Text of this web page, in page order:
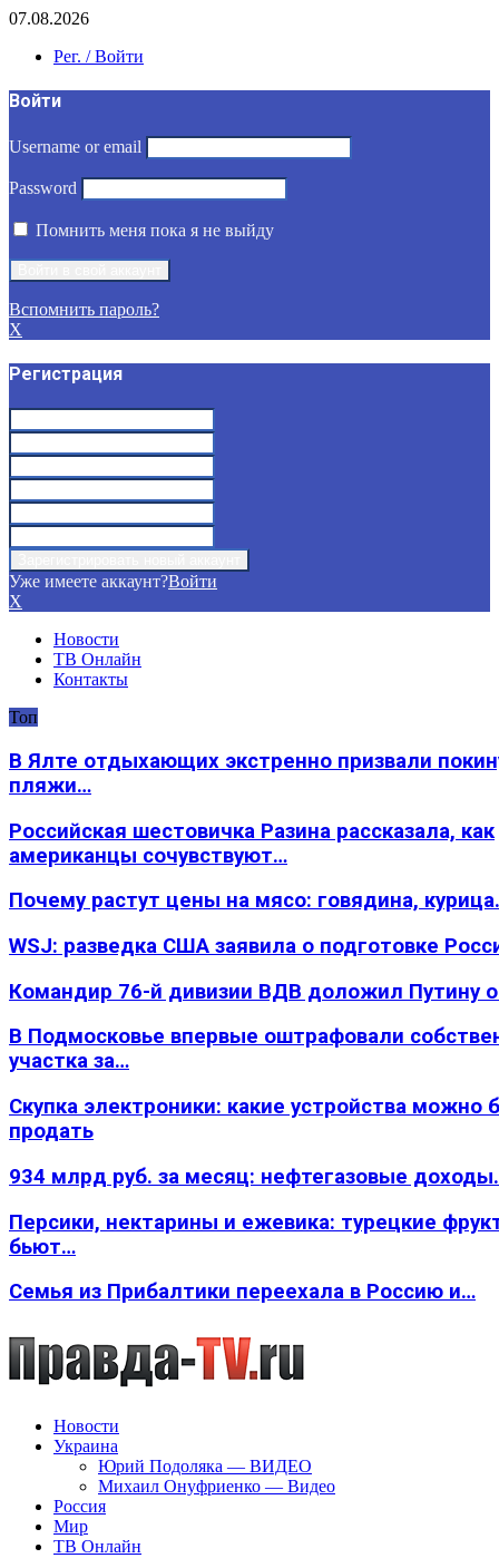
07.08.2026
Рег. / Войти
Войти
Username or email
Password
Помнить меня пока я не выйду
Вспомнить пароль?
X
Регистрация
Уже имеете аккаунт?Войти
X
Новости
ТВ Онлайн
Контакты
Топ
В Ялте отдыхающих экстренно призвали
пляжи…
Российская шестовичка Разина рассказала, как
американцы сочувствуют…
Почему растут цены на мясо: говядина,
WSJ: разведка США заявила о подготовке
Командир 76-й дивизии ВДВ доложил Путину
В Подмосковье впервые оштрафовали
участка за…
Скупка электроники: какие устройства можно
продать
934 млрд руб. за месяц: нефтегазовые
Персики, нектарины и ежевика: турецкие
бьют…
Семья из Прибалтики переехала в Россию и…
Новости
Украина
Юрий Подоляка — ВИДЕО
Михаил Онуфриенко — Видео
Россия
Мир
ТВ Онлайн